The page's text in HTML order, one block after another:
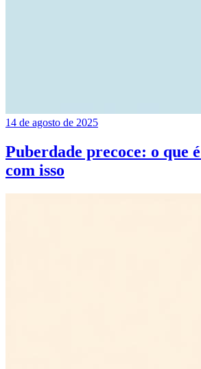
14 de agosto de 2025
Puberdade precoce: o que
com isso